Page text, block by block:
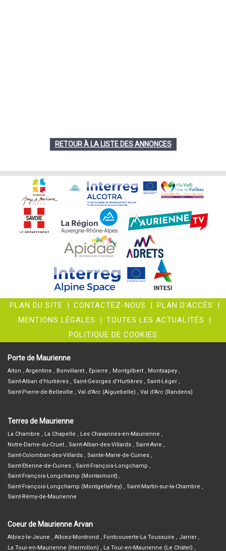
RETOUR À LA LISTE DES ANNONCES
PLAN DU SITE CONTACTEZ-NOUS PLAN D'ACCÈS
MENTIONS LÉGALES
TOUTES LES ACTUALITÉS
POLITIQUE DE COOKIES
Porte de Maurienne
Aiton Argentine Bonvillaret Épierre Montgilbert
Montsapey
Saint-Alban d'Hurtières
Saint-Georges d'Hurtières
Saint-Léger
Saint-Pierre-de-Belleville
Val d'Arc (Aiguebelle) Val d'Arc (Randens)
Terres de Maurienne
La Chambre La Chapelle
Les Chavannes-en-Maurienne
Notre-Dame-du-Cruet
Saint-Alban-des-Villards
Saint-Avre
Saint-Colomban-des-Villards
Sainte-Marie-de-Cuines
Saint-Etienne-de-Cuines
Saint-François-Longchamp
Saint-François-Longchamp (Montaimont)
Saint-François-Longchamp (Montgellafrey)
Saint-Martin-sur-la-Chambre
Saint-Rémy-de-Maurienne
Coeur de Maurienne Arvan
Albiez-le-Jeune Albiez-Montrond Fontcouverte-La Toussuire
Jarrier
La Tour-en-Maurienne (Hermillon)
La Tour-en-Maurienne (Le Châtel)